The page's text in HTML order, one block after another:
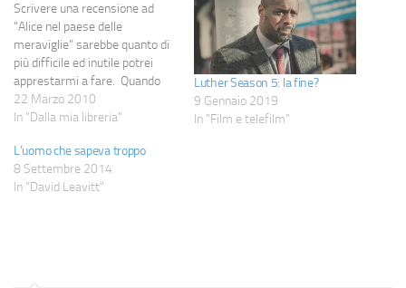
Scrivere una recensione ad
"Alice nel paese delle
meraviglie" sarebbe quanto di
più difficile ed inutile potrei
apprestarmi a fare. Quando
una storia è tanto famosa,
citata, analizzata ed
modesto lettore dell'ultima ora
è assolutamente ininfluente.
Per questo motivo, più che
22 Marzo 2010
In "Dalla mia libreria"
Luther Season 5: la fine?
9 Gennaio 2019
In "Film e telefilm"
L’uomo che sapeva troppo
8 Settembre 2014
In "David Leavitt"